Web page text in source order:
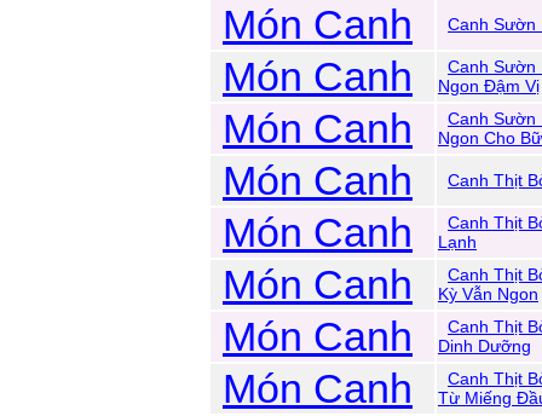
Món Canh Canh Sườn
Món Canh
Canh Sườn
Ngon Đậm Vị
Món Canh
Canh Sườn
Ngon Cho
Món Canh Canh Thịt
Món Canh
Canh Thịt
Lạnh
Món Canh
Canh Thịt
Kỳ Vẫn Ngon
Món Canh
Canh Thịt
Dinh Dưỡng
Món Canh
Canh Thịt
Từ Miếng